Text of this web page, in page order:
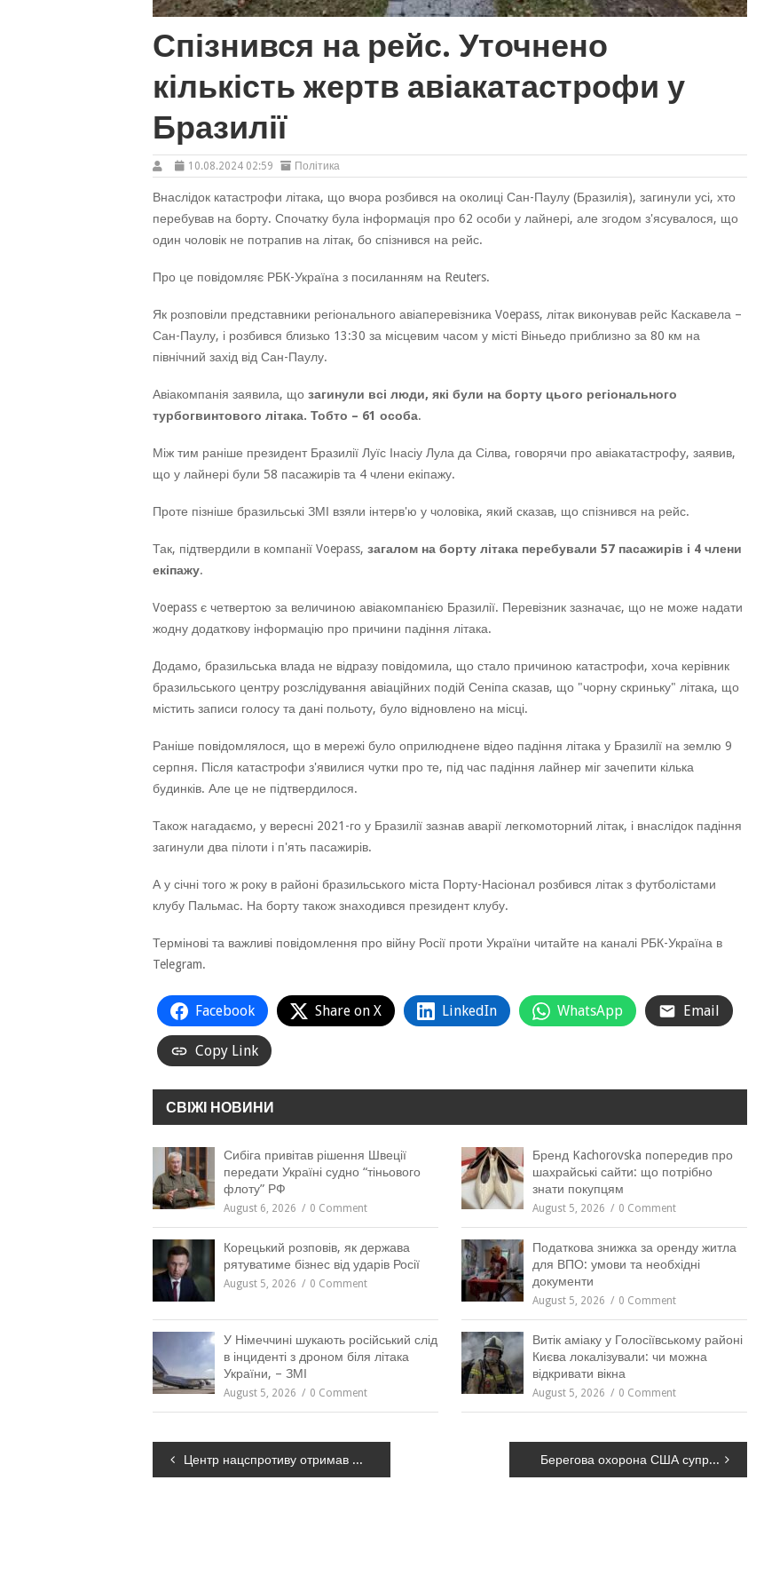
Спізнився на рейс. Уточнено
кількість жертв авіакатастрофи у
Бразилії
10.08.2024 02:59 Політика
Внаслідок катастрофи літака, що вчора розбився на околиці Сан-Паулу (Бразилія), загинули усі, хто
перебував на борту. Спочатку була інформація про 62 особи у лайнері, але згодом з'ясувалося, що
один чоловік не потрапив на літак, бо спізнився на рейс.
Про це повідомляє РБК-Україна з посиланням на Reuters.
Як розповіли представники регіонального авіаперевізника Voepass, літак виконував рейс Каскавела –
Сан-Паулу, і розбився близько 13:30 за місцевим часом у місті Віньедо приблизно за 80 км на
північний захід від Сан-Паулу.
Авіакомпанія заявила, що загинули всі люди, які були на борту цього регіонального
турбогвинтового літака. Тобто – 61 особа.
Між тим раніше президент Бразилії Луїс Інасіу Лула да Сілва, говорячи про авіакатастрофу, заявив,
що у лайнері були 58 пасажирів та 4 члени екіпажу.
Проте пізніше бразильські ЗМІ взяли інтерв'ю у чоловіка, який сказав, що спізнився на рейс.
Так, підтвердили в компанії Voepass, загалом на борту літака перебували 57 пасажирів і 4 члени
екіпажу.
Voepass є четвертою за величиною авіакомпанією Бразилії. Перевізник зазначає, що не може надати
жодну додаткову інформацію про причини падіння літака.
Додамо, бразильська влада не відразу повідомила, що стало причиною катастрофи, хоча керівник
бразильського центру розслідування авіаційних подій Сеніпа сказав, що "чорну скриньку" літака, що
містить записи голосу та дані польоту, було відновлено на місці.
Раніше повідомлялося, що в мережі було оприлюднене відео падіння літака у Бразилії на землю 9
серпня. Після катастрофи з'явилися чутки про те, під час падіння лайнер міг зачепити кілька
будинків. Але це не підтвердилося.
Також нагадаємо, у вересні 2021-го у Бразилії зазнав аварії легкомоторний літак, і внаслідок падіння
загинули два пілоти і п'ять пасажирів.
А у січні того ж року в районі бразильського міста Порту-Насіонал розбився літак з футболістами
клубу Пальмас. На борту також знаходився президент клубу.
Термінові та важливі повідомлення про війну Росії проти України читайте на каналі РБК-Україна в
Telegram.
Facebook Share on X LinkedIn WhatsApp Email
Copy Link
СВІЖІ НОВИНИ
Сибіга привітав рішення Швеції
передати Україні судно “тіньового
флоту” РФ
August 6, 2026 0 Comment
Бренд Kachorovska попередив про
шахрайські сайти: що потрібно
знати покупцям
August 5, 2026 0 Comment
Корецький розповів, як держава
рятуватиме бізнес від ударів Росії
August 5, 2026 0 Comment
Податкова знижка за оренду житла
для ВПО: умови та необхідні
документи
August 5, 2026 0 Comment
У Німеччині шукають російський слід
в інциденті з дроном біля літака
України, – ЗМІ
August 5, 2026 0 Comment
Витік аміаку у Голосіївському районі
Києва локалізували: чи можна
відкривати вікна
August 5, 2026 0 Comment
Навігація
Центр нацспротиву отримав технічну документацію російських засобів ППО Берегова охорона США супроводжувала російський корабель біля узбережжя Аляски